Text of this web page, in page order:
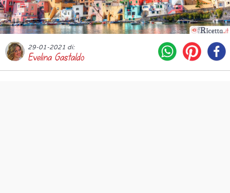
29-01-2021 di:
Evelina Gastaldo